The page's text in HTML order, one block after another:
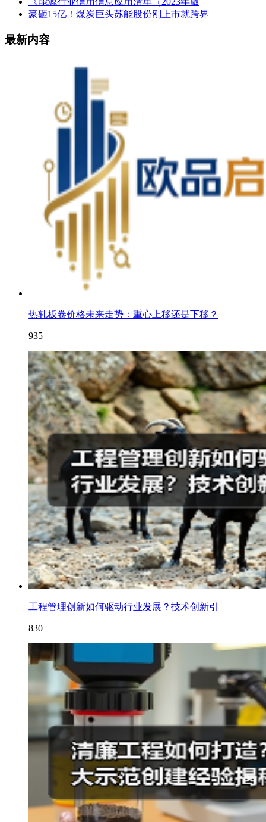
豪砸15亿！煤炭巨头苏能股份刚上市就跨界
最新内容
热轧板卷价格未来走势：重心上移还是下移？
935
工程管理创新如何驱动行业发展？技术创新引
830